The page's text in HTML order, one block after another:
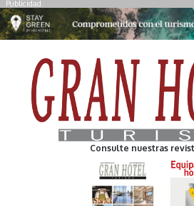
Publicidad
Consulte nuestras